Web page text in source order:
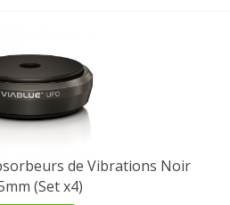
de Vibrations Noir
(Set x4)